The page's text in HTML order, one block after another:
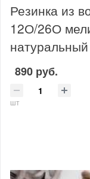
Резинка из
12О/26О
890 руб.
шт